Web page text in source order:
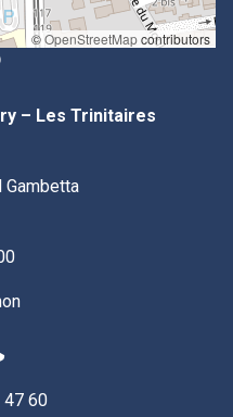
©OpenStreetMapcontributors
– Les Trinitaires
Gambetta
47 60